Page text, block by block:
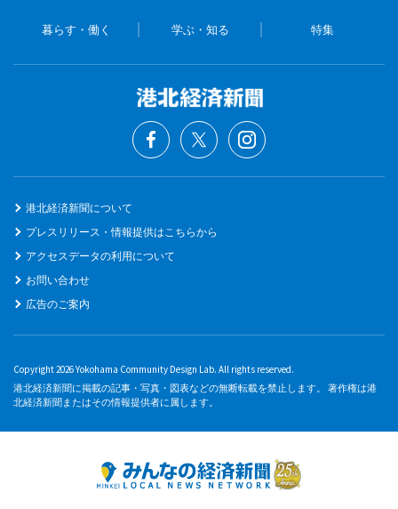
暮らす・働く 学ぶ・知る 特集
港北経済新聞について
プレスリリース・情報提供はこちらから
アクセスデータの利用について
お問い合わせ
広告のご案内
Copyright 2026 Yokohama Community Design Lab. All rights reserved.
港北経済新聞に掲載の記事・写真・図表などの無断転載を禁止します。 著作権は港
北経済新聞またはその情報提供者に属します。